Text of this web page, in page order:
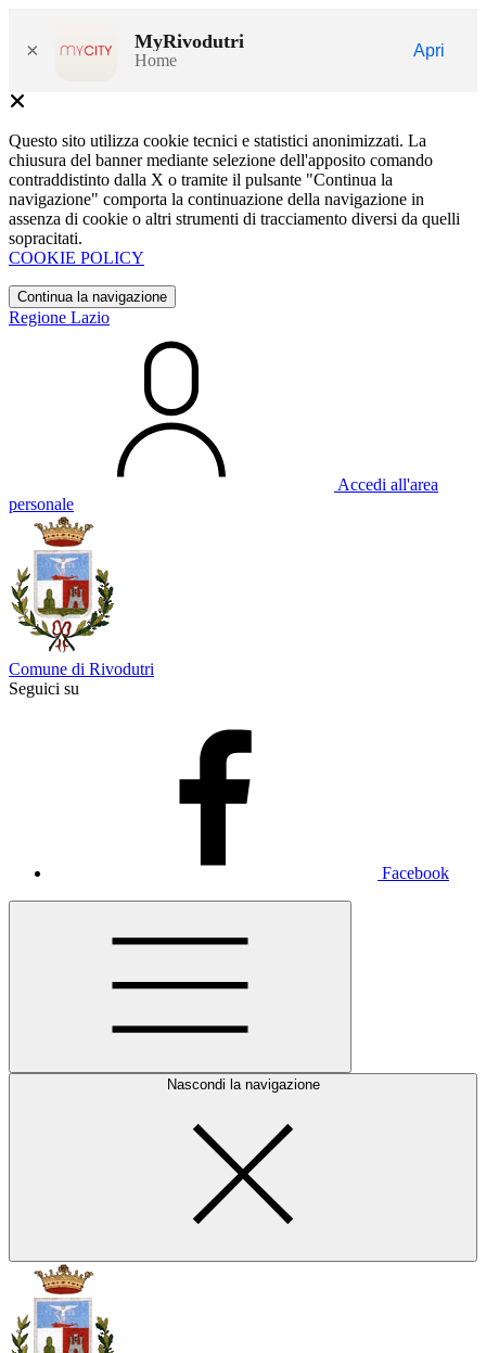
× MyRivodutri
Home
Apri
Questo sito utilizza cookie tecnici e statistici anonimizzati. La
chiusura del banner mediante selezione dell'apposito comando
contraddistinto dalla X o tramite il pulsante "Continua la
navigazione" comporta la continuazione della navigazione in
assenza di cookie o altri strumenti di tracciamento diversi da quelli
sopracitati.
COOKIE POLICY
Continua la navigazione
Regione Lazio
Accedi all'area
personale
Comune di Rivodutri
Seguici su
Facebook
Nascondi la navigazione